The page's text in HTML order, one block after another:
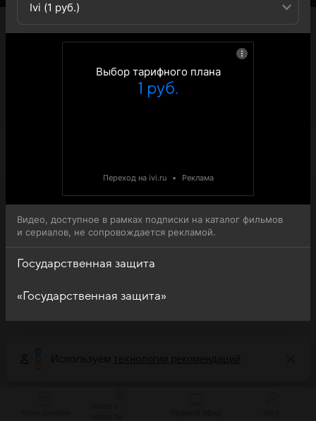
«Кино Mail» представляет вашему вниманию 10-ю
серию 1-го сезона сериала Государственная защита: вы
можете ознакомиться с кратким содержанием 10-й
серии 1-ого сезона телесериала Государственная
защита - обратите внимание, что 10-я серия 1-го сезона
сериала Государственная защита доступна для онлайн-
Ivi (1 руб.)
Выбор тарифного плана
1 руб.
Переход на ivi.ru • Реклама
Видео, доступное в рамках подписки на каталог фильмов
и сериалов, не сопровождается рекламой.
Государственная защита
«Государственная защита»